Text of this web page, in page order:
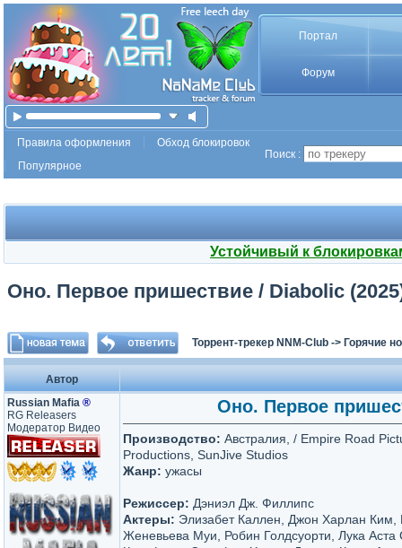
Портал
Форум
Правила оформления
Обход блокировок
Популярное
Поиск :
Устойчивый к
Оно. Первое пришествие / Diabolic
Торрент-трекер NNM-Club -> Горячие
Автор
Russian Mafia ®
RG Releasers
Модератор Видео
Оно. Первое
Производство: Австралия, / Empire Road
Productions, SunJive Studios
Жанр: ужасы
Режиссер: Дэниэл Дж. Филлипс
Актеры: Элизабет Каллен, Джон Харлан
Женевьева Муи, Робин Голдсуорти, Лука Аста